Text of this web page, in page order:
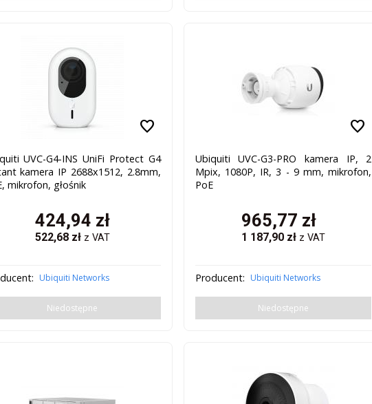
favorite
UVC-G4-INS UniFi Protect G4
kamera IP 2688x1512, 2.8mm,
mikrofon, głośnik
424,94 zł
522,68zł z VAT
Ubiquiti Networks
Niedostępne
favorite
Ubiquiti UVC-G3-PRO kamera IP, 2
Mpix, 1080P, IR, 3 - 9 mm, mikrofon,
PoE
965,77 zł
1 187,90 zł z VAT
Producent: Ubiquiti Networks
Niedostępne